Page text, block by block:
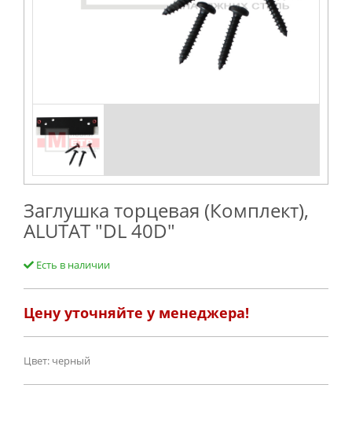
Заглушка торцевая (Комплект),
ALUTAT "DL 40D"
Есть в наличии
Цену уточняйте у менеджера!
Цвет: черный